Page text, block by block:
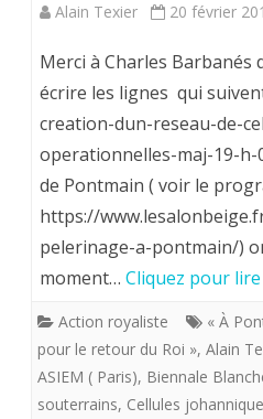
Alain Texier 20 février
Merci à Charles Barbanés
écrire les lignes qui
creation-dun-reseau-de-
operationnelles-maj-19-h-
de Pontmain ( voir le
https://
pelerinage-a-pontmain/)
moment… Cliquez pour
Action royaliste
« À
pour le retour du Roi », Alain
ASIEM ( Paris), Biennale
souterrains, Cellules